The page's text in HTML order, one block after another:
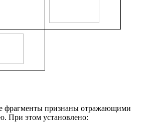
фрагменты признаны отражающими
При этом установлено: